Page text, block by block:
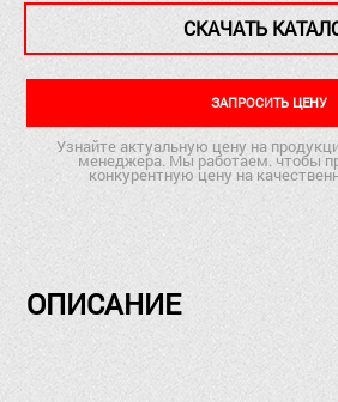
СКАЧАТЬ
ЗАПРОСИТЬ ЦЕНУ
Узнайте актуальную цену на
менеджера. Мы работаем. чтобы
конкурентную цену на
ОПИСАНИЕ